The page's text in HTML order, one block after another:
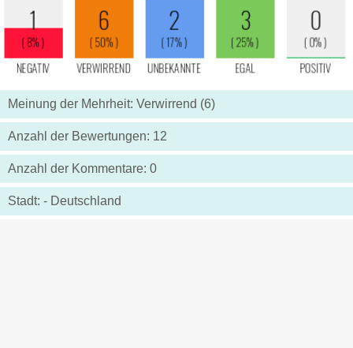
Meinung der Mehrheit: Verwirrend (6)
Anzahl der Bewertungen: 12
Anzahl der Kommentare: 0
Stadt: - Deutschland